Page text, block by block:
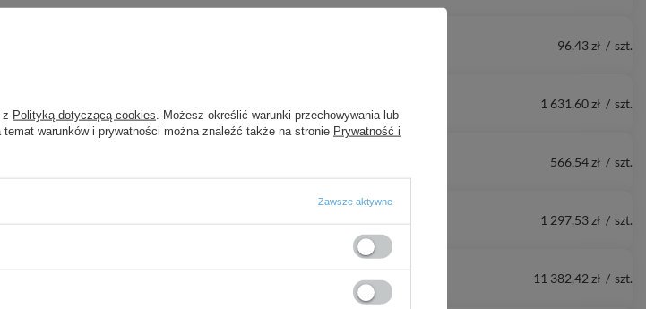
96,43 zł / szt.
1 631,60 zł / szt.
566,54 zł / szt.
1 297,53 zł / szt.
11 382,42 zł / szt.
z Polityką dotyczącą cookies . Możesz określić warunki przechowywania lub
warunków i prywatności można znaleźć także na stronie Prywatność i
Zawsze aktywne